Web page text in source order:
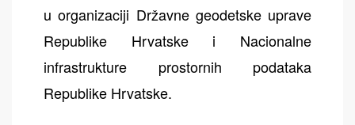
u organizaciji Državne geodetske uprave
Republike Hrvatske i Nacionalne
infrastrukture prostornih podataka
Republike Hrvatske.